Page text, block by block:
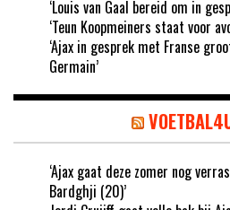
‘Louis van Gaal bereid om in
‘Teun Koopmeiners staat voor
‘Ajax in gesprek met Franse
Germain’
‘Ajax gaat deze zomer nog
Bardghji (20)’